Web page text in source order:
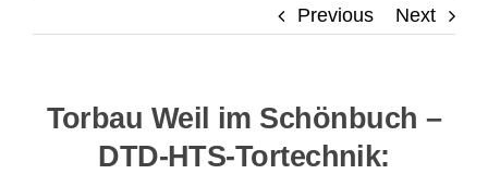
Previous Next
Torbau Weil im Schönbuch –
DTD-HTS-Tortechnik: